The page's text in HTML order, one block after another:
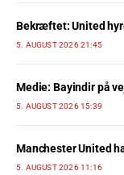
Bekræftet: United
5. AUGUST 2026 21:45
Medie: Bayindir på
5. AUGUST 2026 15:39
Manchester United
5. AUGUST 2026 11:16